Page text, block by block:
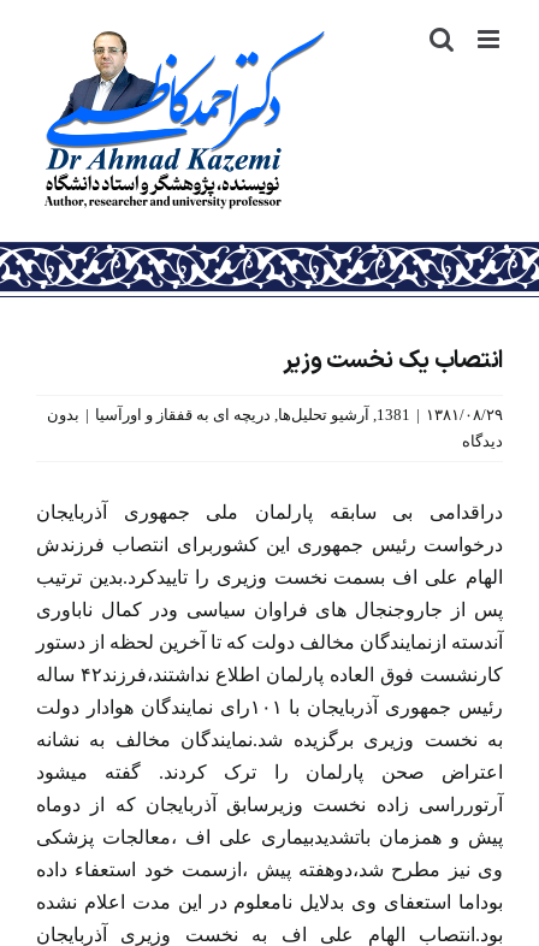
انتصاب یک نخست وزیر
۱۳۸۱/۰۸/۲۹ |
1381 آرشیو تحلیل‌ها دریچه ای به قفقاز و اورآسیا | بدون
دیدگاه
دراقدامی بی سابقه پارلمان ملی جمهوری آذربایجان
درخواست رئیس جمهوری این کشوربرای انتصاب فرزندش
الهام علی اف بسمت نخست وزیری را تاییدکرد.بدین ترتیب
پس از جاروجنجال های فراوان سیاسی ودر کمال ناباوری
آندسته ازنمایندگان مخالف دولت که تا آخرین لحظه از دستور
کارنشست فوق العاده پارلمان اطلاع نداشتند،فرزند۴۲ ساله
رئیس جمهوری آذربایجان با ۱۰۱رای نمایندگان هوادار دولت
به نخست وزیری برگزیده شد.نمایندگان مخالف به نشانه
اعتراض صحن پارلمان را ترک کردند. گفته میشود
آرتورراسی زاده نخست وزیرسابق آذربایجان که از دوماه
پیش و همزمان باتشدیدبیماری علی اف ،معالجات پزشکی
وی نیز مطرح شد،دوهفته پیش ،ازسمت خود استعفاء داده
بوداما استعفای وی بدلایل نامعلوم در این مدت اعلام نشده
بود.انتصاب الهام علی اف به نخست وزیری آذربایجان